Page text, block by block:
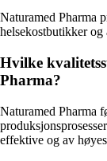
Naturamed Pharma
helsekostbutikker og
Hvilke
Pharma?
Naturamed Pharma
effektive og av